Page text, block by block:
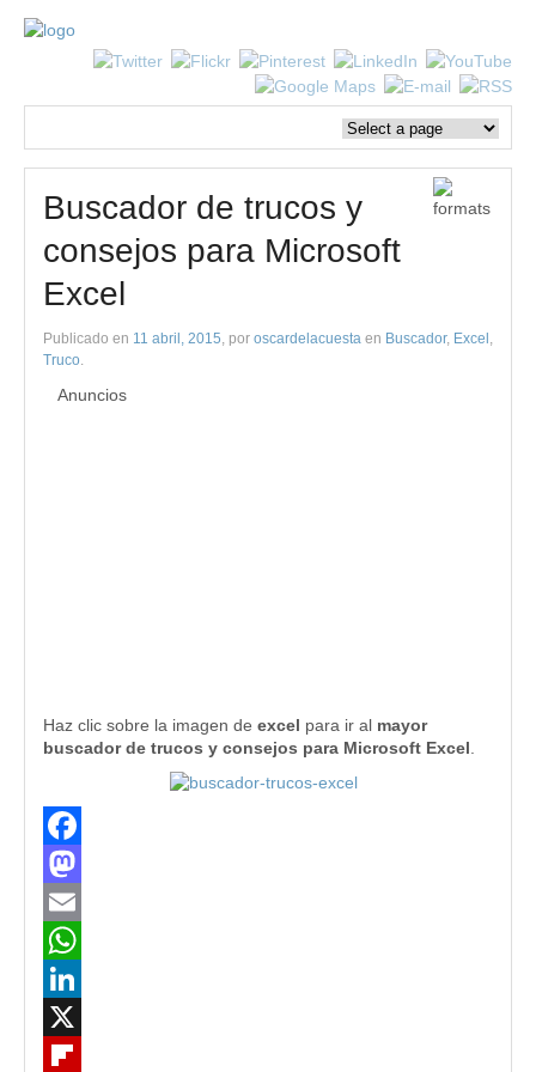
Buscador de trucos y
consejos para Microsoft
Excel
Publicado en 11 abril, 2015, por oscardelacuesta en Buscador, Excel ,
Truco.
Anuncios
Haz clic sobre la imagen de excel para ir al mayor
buscador de trucos y consejos para Microsoft Excel
Facebook
Mastodon
Email
WhatsApp
LinkedIn